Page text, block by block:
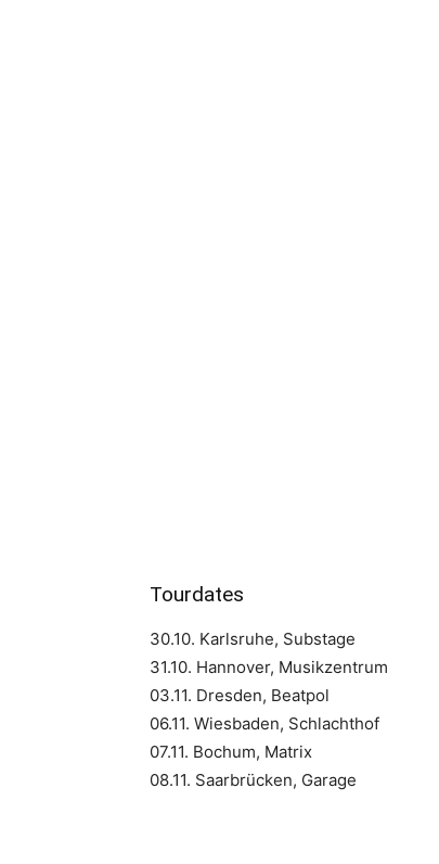
Tourdates
30.10. Karlsruhe, Substage
31.10. Hannover, Musikzentrum
03.11. Dresden, Beatpol
06.11. Wiesbaden, Schlachthof
07.11. Bochum, Matrix
08.11. Saarbrücken, Garage